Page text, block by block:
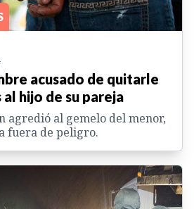
acusado de quitarle
hijo de su pareja
agredió al gemelo del menor,
fuera de peligro.